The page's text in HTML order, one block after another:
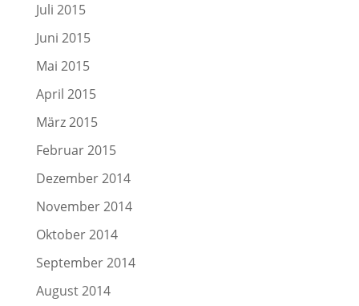
Juli 2015
Juni 2015
Mai 2015
April 2015
März 2015
Februar 2015
Dezember 2014
November 2014
Oktober 2014
September 2014
August 2014